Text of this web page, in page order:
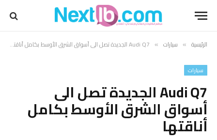
الرئيسية » سيارات » Audi Q7 الجديدة تصل الى أسواق الشرق الأوسط بكامل أناقتها
سيارات
Audi Q7 الجديدة تصل الى
أسواق الشرق الأوسط بكامل
أناقتها